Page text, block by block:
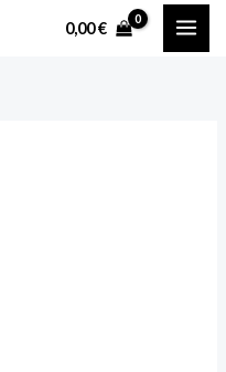
0,00€